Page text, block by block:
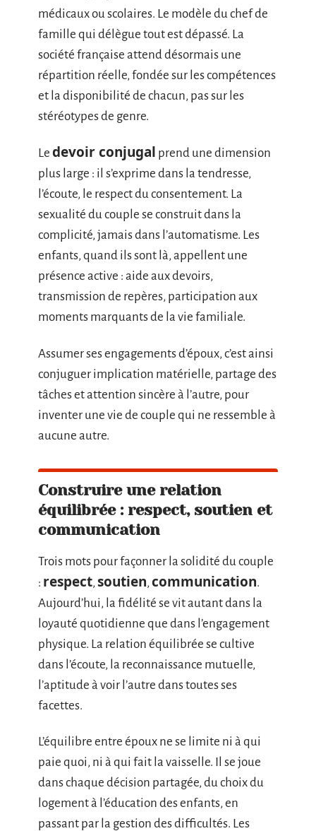
médicaux ou scolaires. Le modèle du chef de
famille qui délègue tout est dépassé. La
société française attend désormais une
répartition réelle, fondée sur les compétences
et la disponibilité de chacun, pas sur les
stéréotypes de genre.
Le devoir conjugal prend une dimension
plus large : il s’exprime dans la tendresse,
l’écoute, le respect du consentement. La
sexualité du couple se construit dans la
complicité, jamais dans l’automatisme. Les
enfants, quand ils sont là, appellent une
présence active : aide aux devoirs,
transmission de repères, participation aux
moments marquants de la vie familiale.
Assumer ses engagements d’époux, c’est ainsi
conjuguer implication matérielle, partage des
tâches et attention sincère à l’autre, pour
inventer une vie de couple qui ne ressemble à
aucune autre.
Construire une relation
équilibrée : respect, soutien et
communication
Trois mots pour façonner la solidité du couple
: respect, soutien, communication.
Aujourd’hui, la fidélité se vit autant dans la
loyauté quotidienne que dans l’engagement
physique. La relation équilibrée se cultive
dans l’écoute, la reconnaissance mutuelle,
l’aptitude à voir l’autre dans toutes ses
facettes.
L’équilibre entre époux ne se limite ni à qui
paie quoi, ni à qui fait la vaisselle. Il se joue
dans chaque décision partagée, du choix du
logement à l’éducation des enfants, en
passant par la gestion des difficultés. Les